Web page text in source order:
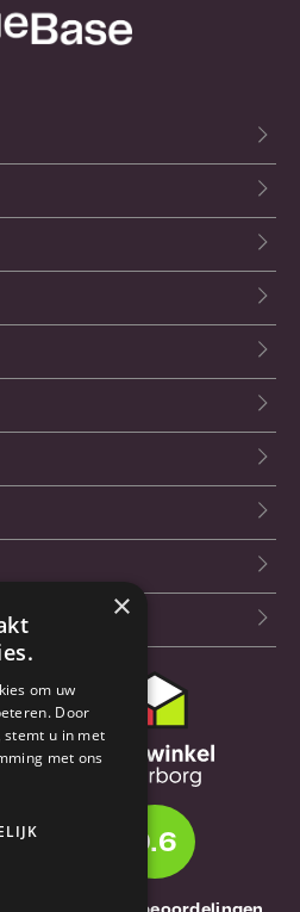
9.6
×
om uw
Door
stemt u in met
met ons